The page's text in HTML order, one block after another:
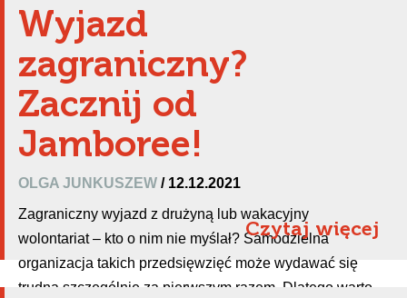
Wyjazd
zagraniczny?
Zacznij od
Jamboree!
OLGA JUNKUSZEW / 12.12.2021
Zagraniczny wyjazd z drużyną lub wakacyjny
wolontariat – kto o nim nie myślał? Samodzielna
organizacja takich przedsięwzięć może wydawać się
trudna szczególnie za pierwszym razem. Dlatego warto
Czytaj więcej